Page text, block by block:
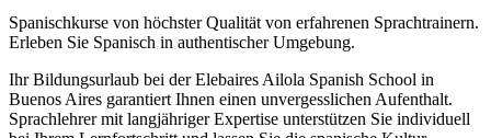
Spanischkurse von höchster Qualität von erfahrenen Sprachtrainern.
Erleben Sie Spanisch in authentischer Umgebung.
Ihr Bildungsurlaub bei der Elebaires Ailola Spanish School in
Buenos Aires garantiert Ihnen einen unvergesslichen Aufenthalt.
Sprachlehrer mit langjähriger Expertise unterstützen Sie individuell